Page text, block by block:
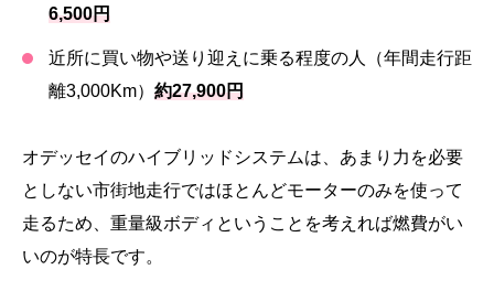
6,500円
近所に買い物や送り迎えに乗る程度の人（年間走行距
離3,000Km） 約27,900円
オデッセイのハイブリッドシステムは、あまり力を必要
としない市街地走行ではほとんどモーターのみを使って
走るため、重量級ボディということを考えれば燃費がい
いのが特長です。